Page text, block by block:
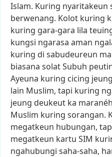
Islam. Kuring nyaritakeun
berwenang. Kolot kuring
kuring gara-gara lila
kungsi ngarasa aman
kuring di sabudeureun
biasana solatSubuh
Ayeuna kuring cicing jeung
lain Muslim, tapi kuring
jeung deukeut ka
Muslim kuring sorangan.
megatkeun hubungan,
megatkeun kartu SIM
ngahubungi saha-saha,